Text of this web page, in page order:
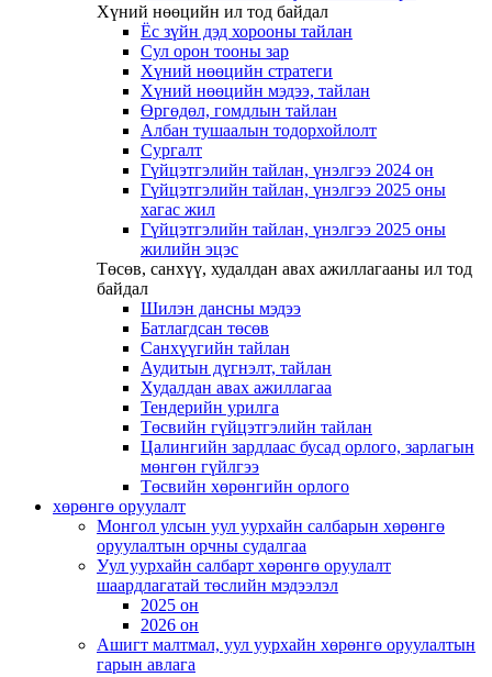
Хүний нөөцийн ил тод байдал
Ёс зүйн дэд хорооны тайлан
Сул орон тооны зар
Хүний нөөцийн стратеги
Хүний нөөцийн мэдээ, тайлан
Өргөдөл, гомдлын тайлан
Албан тушаалын тодорхойлолт
Сургалт
Гүйцэтгэлийн тайлан, үнэлгээ 2024 он
Гүйцэтгэлийн тайлан, үнэлгээ 2025 оны
хагас жил
Гүйцэтгэлийн тайлан, үнэлгээ 2025 оны
жилийн эцэс
Төсөв, санхүү, худалдан авах ажиллагааны ил тод
байдал
Шилэн дансны мэдээ
Батлагдсан төсөв
Санхүүгийн тайлан
Аудитын дүгнэлт, тайлан
Худалдан авах ажиллагаа
Тендерийн урилга
Төсвийн гүйцэтгэлийн тайлан
Цалингийн зардлаас бусад орлого, зарлагын
мөнгөн гүйлгээ
Төсвийн хөрөнгийн орлого
хөрөнгө оруулалт
Монгол улсын уул уурхайн салбарын хөрөнгө
оруулалтын орчны судалгаа
Уул уурхайн салбарт хөрөнгө оруулалт
шаардлагатай төслийн мэдээлэл
2025 он
2026 он
Ашигт малтмал, уул уурхайн хөрөнгө оруулалтын
гарын авлага